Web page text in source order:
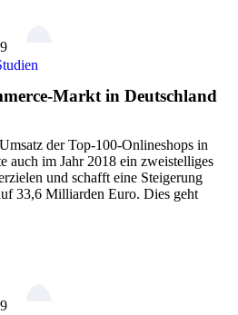
Markt in Deutschland
der Top-100-Onlineshops in
auch im Jahr 2018 ein zweistelliges
und schafft eine Steigerung
33,6 Milliarden Euro. Dies geht